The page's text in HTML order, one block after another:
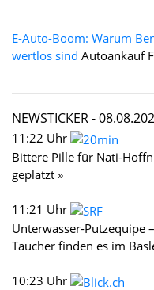
E-Auto-Boom: Warum
wertlos sind Autoankauf
NEWSTICKER -
11:22 Uhr
Bittere Pille für Nati-
geplatzt »
11:21 Uhr
Unterwasser-Putzequipe
Taucher finden es im
10:23 Uhr